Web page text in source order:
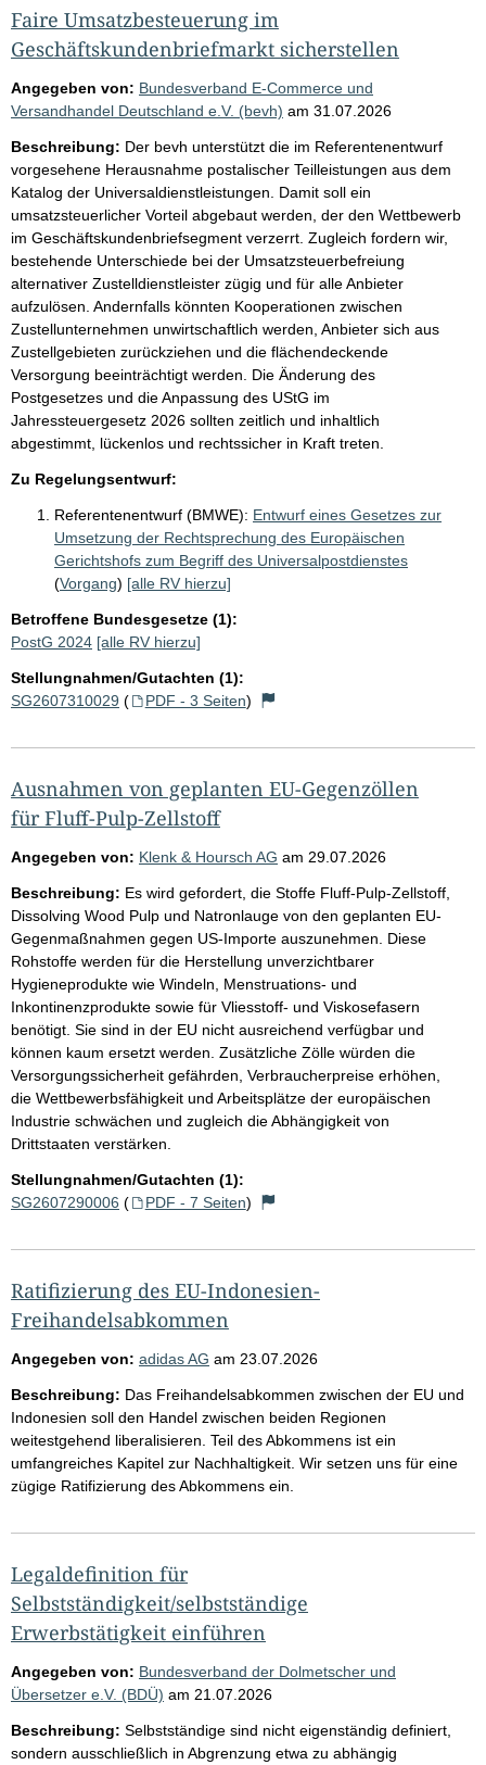
Faire Umsatzbesteuerung im
Geschäftskundenbriefmarkt sicherstellen
Angegeben von: Bundesverband E-Commerce und
Versandhandel Deutschland e.V. (bevh) am 31.07.2026
Beschreibung: Der bevh unterstützt die im Referentenentwurf
vorgesehene Herausnahme postalischer Teilleistungen aus dem
Katalog der Universaldienstleistungen. Damit soll ein
umsatzsteuerlicher Vorteil abgebaut werden, der den Wettbewerb
im Geschäftskundenbriefsegment verzerrt. Zugleich fordern wir,
bestehende Unterschiede bei der Umsatzsteuerbefreiung
alternativer Zustelldienstleister zügig und für alle Anbieter
aufzulösen. Andernfalls könnten Kooperationen zwischen
Zustellunternehmen unwirtschaftlich werden, Anbieter sich aus
Zustellgebieten zurückziehen und die flächendeckende
Versorgung beeinträchtigt werden. Die Änderung des
Postgesetzes und die Anpassung des UStG im
Jahressteuergesetz 2026 sollten zeitlich und inhaltlich
abgestimmt, lückenlos und rechtssicher in Kraft treten.
Zu Regelungsentwurf:
Referentenentwurf (BMWE): Entwurf eines Gesetzes zur
Umsetzung der Rechtsprechung des Europäischen
Gerichtshofs zum Begriff des Universalpostdienstes
(Vorgang) [alle RV hierzu]
Betroffene Bundesgesetze (1):
PostG 2024 [alle RV hierzu]
Stellungnahmen/Gutachten (1):
SG2607310029 ( PDF - 3 Seiten)
Ausnahmen von geplanten EU-Gegenzöllen
für Fluff-Pulp-Zellstoff
Angegeben von: Klenk & Hoursch AG am 29.07.2026
Beschreibung: Es wird gefordert, die Stoffe Fluff-Pulp-Zellstoff,
Dissolving Wood Pulp und Natronlauge von den geplanten EU-
Gegenmaßnahmen gegen US-Importe auszunehmen. Diese
Rohstoffe werden für die Herstellung unverzichtbarer
Hygieneprodukte wie Windeln, Menstruations- und
Inkontinenzprodukte sowie für Vliesstoff- und Viskosefasern
benötigt. Sie sind in der EU nicht ausreichend verfügbar und
können kaum ersetzt werden. Zusätzliche Zölle würden die
Versorgungssicherheit gefährden, Verbraucherpreise erhöhen,
die Wettbewerbsfähigkeit und Arbeitsplätze der europäischen
Industrie schwächen und zugleich die Abhängigkeit von
Drittstaaten verstärken.
Stellungnahmen/Gutachten (1):
SG2607290006 ( PDF - 7 Seiten)
Ratifizierung des EU-Indonesien-
Freihandelsabkommen
Angegeben von: adidas AG am 23.07.2026
Beschreibung: Das Freihandelsabkommen zwischen der EU und
Indonesien soll den Handel zwischen beiden Regionen
weitestgehend liberalisieren. Teil des Abkommens ist ein
umfangreiches Kapitel zur Nachhaltigkeit. Wir setzen uns für eine
zügige Ratifizierung des Abkommens ein.
Legaldefinition für
Selbstständigkeit/selbstständige
Erwerbstätigkeit einführen
Angegeben von: Bundesverband der Dolmetscher und
Übersetzer e.V. (BDÜ) am 21.07.2026
Beschreibung: Selbstständige sind nicht eigenständig definiert,
sondern ausschließlich in Abgrenzung etwa zu abhängig